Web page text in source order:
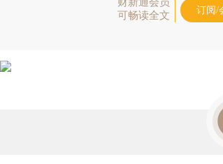
可畅读全文
订阅/